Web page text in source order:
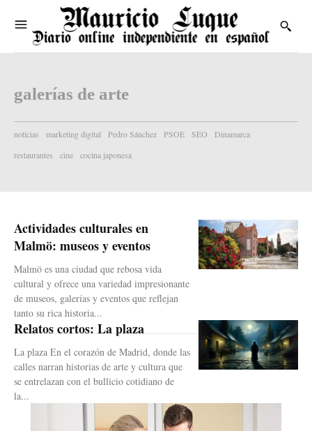
galerías de arte
noticias marketing digital Pedro Sánchez PSOE SEO
Dinamarca
restaurantes
cine cocina japonesa
Actividades culturales en
Malmö: museos y eventos
Malmö es una ciudad que rebosa vida
cultural y ofrece una variedad impresionante
de museos, galerías y eventos que reflejan
tanto su rica historia...
Relatos cortos: La plaza
La plaza En el corazón de Madrid, donde las
calles narran historias de arte y cultura que
se entrelazan con el bullicio cotidiano de
la...